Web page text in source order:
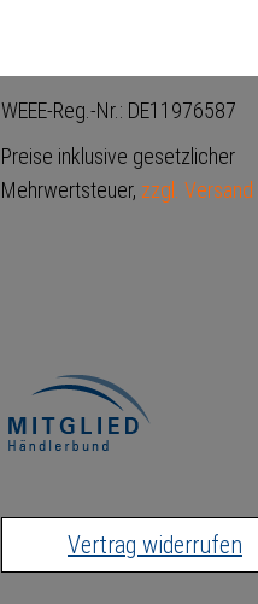
WEEE-Reg.-Nr.: DE11976587
Preise inklusive gesetzlicher
Mehrwertsteuer, zzgl. Versand
Vertrag widerrufen